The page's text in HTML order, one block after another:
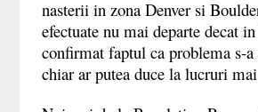
nasterii in zona Denver si
efectuate nu mai departe decat
confirmat faptul ca problema s-
chiar ar putea duce la lucruri